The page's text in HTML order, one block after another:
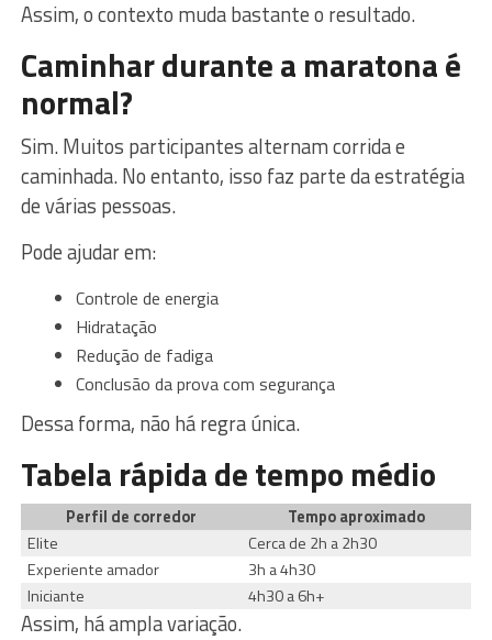
Assim, o contexto muda bastante o resultado.
Caminhar durante a maratona é
normal?
Sim. Muitos participantes alternam corrida e
caminhada. No entanto, isso faz parte da estratégia
de várias pessoas.
Pode ajudar em:
Controle de energia
Hidratação
Redução de fadiga
Conclusão da prova com segurança
Dessa forma, não há regra única.
Tabela rápida de tempo médio
Perfil de corredor
Tempo aproximado
Elite
Cerca de 2h a 2h30
Experiente amador
3h a 4h30
Iniciante
4h30 a 6h+
Assim, há ampla variação.